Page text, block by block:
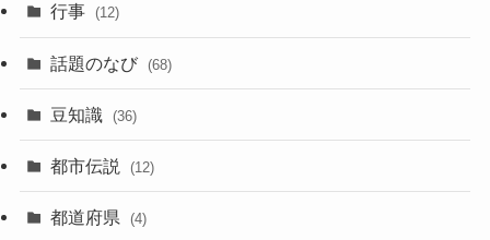
行事 (12)
話題のなび (68)
豆知識 (36)
都市伝説 (12)
都道府県 (4)